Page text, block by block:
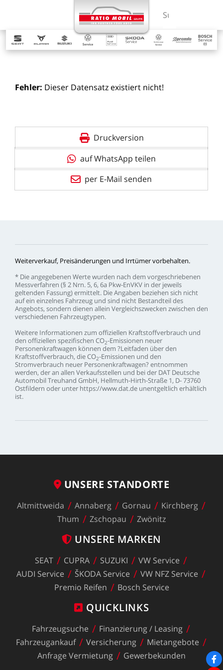
Suchbegriff
Fehler: Dieser Datensatz existiert nicht!
Druckversion
auf WhatsApp teilen
per E-Mail senden
Weiterverkauf, Preisänderungen und Irrtümervorbehalten.
* Dieangegebenen Wertewurden nach dem vorgeschriebenen
Messverfahren (§ 2 Nrn. 5, 6, 6a Pkw-EnVKV in der jeweils
geltenden Fassung)ermittelt. DieAngaben beziehen sich nicht
aufein einzelnes Fahrzeug und sind nicht Bestandteildes
Angebots, sondern dienen allein Vergleichszwecken zwischen den
verschiedenen Fahrzeugtypen.
Weitere Informationen zum offiziellen Kraftstoffverbrauch und
den offiziellen spezifischen CO2-Emissionen neuer
Personenkraftwagen können dem ?Leitfaden überden
Kraftstoffverbrauch, dieCO2-Emissionen und den
Stromverbrauch neuer Personenkraftwagen? entnommen
werden, deran allen Verkaufsstellen und beider DAT Deutsche
AutomobilTreuhand GmbH, Hellmuth-Hirth-Straße 1, D-73760
Ostfildern oder unter https://www.dat.de unentgeltlich erhältlich
ist.
UNSERE STANDORTE
Altmittweida Annaberg Gornau
Kirchberg
Thum
Zschopau Zwönitz
UNSERE MARKEN
SEAT CUPRA SUZUKI VW Service
AUDI Service ŠKODA Service VW NFZ Service
Premio Reifen Bosch Service
QUICKLINKS
Fahrzeugsuche Finanzierung/ Leasing
Fahrzeugankauf
Versicherung
Mietangebote
Anfrage Vermietung Gewerbekunden